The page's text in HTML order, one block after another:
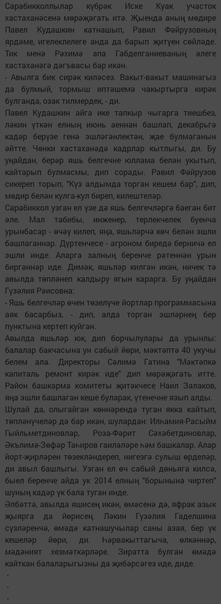
Сарабикколлылар күбрәк Иске Куак участок
хастаханәсенә мөрәҗәгать итә. Җыенда аның мөдире
Павел Кудашкин катнашып, Равил Фәйрузовның
ярдәме, игелеклелеге анда да барып җитүен сөйләде.
Тик менә Рәхимә апа Габделганиеваның әлеге
хастаханәгә дәгъвасы бар икән.
- Авылга бик сирәк киләсез. Вакыт-вакыт машинагыз
да булмый, тормыш иптәшемә чакыртырга кирәк
булганда, озак тилмердек, - ди.
Павел Кудашкин айга ике тапкыр чыгарга тиешбез,
ләкин үткән елның июнь аеннан башлап, декабрьгә
кадәр берүзе генә эшләгәнлектән, җае булмаганын
әйтте. Чөнки хастаханәдә кадрлар кытлыгы, ди. Бу
уңайдан, берәр яшь белгечне юллама белән укытып,
кайтарып булмасмы, дип сорады. Равил Фәйрузов
сикереп торып, "Күз алдымда торган кешем бар", дип,
мөдир белән кулга-кул биреп, килештеләр.
Сарабиккол узган ел үзе дә яшь белгечләргә баеган бит
әле. Мал табибы, инженер, терлекчелек буенча
урынбасар - өчәү килеп, яңа, яшьләрчә көч белән эшли
башлаганнар. Дүртенчесе - агроном биредә берничә ел
эшли инде. Аларга залның беренче рәтеннән урын
биргәннәр иде. Димәк, яшьләр килгән икән, ничек тә
авылда төпләнеп калдыру ягын карарга. Бу уңайдан
Гүзәлия Рәисовна:
- Яшь белгечләр өчен төзелүче йортлар программасына
аяк басарбыз, - дип, алда торган эшләрнең бер
пунктына кертеп куйган.
Авылда яшьләр юк, дип борчылулары да урынлы:
балалар бакчасына ун сабый йөри, мәктәптә 40 укучы
белем ала. Директоры Сәлимә Гатина "Мәктәпкә
капиталь ремонт кирәк иде" дип мөрәҗәгать итте.
Район башкарма комитеты җитәкчесе Наил Залаков,
яңа эшли башлаган кеше буларак, үтенечне язып алды.
Шулай да, олыгайган көннәрендә туган якка кайтып,
төпләнүчеләр дә бар икән, шулардан: Илһамия-Расыйм
Гыйльметдиновлар, Роза-Фәрит Сәхәбетдиновлар,
Әкълимә-Зөфәр Таһиров гаиләләре һәм башкалар. Алар
йорт-җирләрен төзекләндереп, нигезгә сулыш өрделәр,
ди авыл башлыгы. Узган ел өч сабый дөньяга килсә,
быел беренче айда ук 2014 елның "борынына чиртеп"
шуның кадәр үк бала туган инде.
Әлбәттә, авылда яшисең икән, өмәсенә дә, яфрак азык
җыярга да йөрисең. Ләкин Гүзәлия Гаделшина
сүзләренчә, өмәдә катнашучылар саны азая, бер үк
кешеләр йөри, ди. Һәрвакыттагыча, өлкәннәр,
мәдәният хезмәткәрләре. Зиратта булган өмәдә
кайткан балаларыгызны да җибәрсәгез иде, диде.